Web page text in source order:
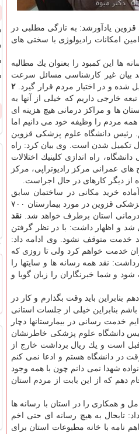
یادآورشد: به تازگی مطلبی در
امكانات رادیولوژی با سختی های
ها این كمبود را بعنوان یك مطالبه
بیان غیر كارشناسی مسائل سرعت
شده و در اختیار مردم قرار گیرد. ۲
اظهار داشت: در استان بیش از ۱۷ هزار تبعه خارجی داریم كه خیلی از آنها به
به بیمارستان ها و مراكز درمانی هیچ هزینه ای
مردم را وظیفه خود می دانیم اما
رئیس دانشگاه علوم پزشكی قزوین
تكمیل شدن است. وی بیان كرد: راه
راه اندازی كلینیك اختلالات
عمرانی مركز رادیوتراپی، مركز
از دیگر كارهای در حال اجراست.
علوم پزشكی آماده خرید مكانی در ساختمان سابق
دانشكده غزالی است تا بیمارستان از مكان فعلی در راه آهن به این محل منتقل شود. رئیس دانشگاه علوم پزشكی قزوین در مورد بیمارستان ۷۰۰
درمانی استان برطرف خواهد شد. نقد
شد و اظهار داشت: با در نظر گرفتن
خدمت متوقف نشود. وی ادامه داد:
خدمت خواهم كرد ولی تا روزی كه
نقد همه رسانه ها و سایتها را
و شما خبرنگاران را زبان گویا و
بنابراین باید وقت بگذارم و كار در
بنابراین خیلی از جلسات استانی
خدمت رسانی در بیمارستانها دچار
دانشگاه علوم پزشكی خاطرنشان
كار رعایت می كنم، شفاف هستم و هزینه تلفن همراه من یك دهم هزینه ۵ سال قبل است و یك ریال برداشت خارج از
در دانشگاه هستم و ادعا نمی كنم
شهدا نمی دانم چون با همه وجود
دهم كه از این بابت از مردم استان
و همكاری را در استان با رسانه ها
تابحال به هیچ رسانه ای حتی اخم
نامه با خانه مطبوعات استان برای